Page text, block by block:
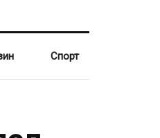
Спорт